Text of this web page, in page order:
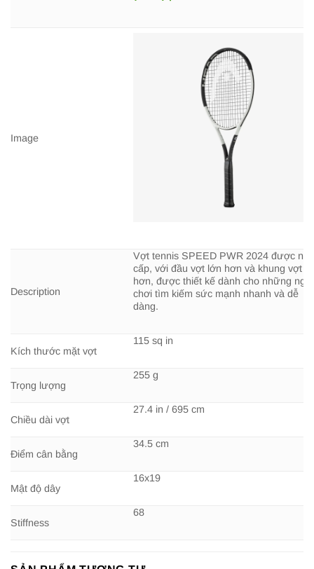
Image
Description
Vợt tennis SPEED PWR 2024 được
cấp, với đầu vợt lớn hơn và khung vợt
hơn, được thiết kế dành cho những
chơi tìm kiếm sức mạnh nhanh và dễ
dàng.
Kích thước mặt vợt
115 sq in
Trọng lượng
255 g
Chiều dài vợt
27.4 in / 695 cm
Điểm cân bằng
34.5 cm
Mật độ dây
16x19
Stiffness
68